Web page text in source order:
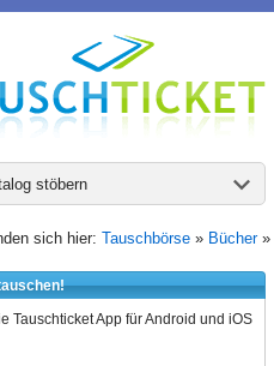
stöbern
sich hier: Tauschbörse » Bücher»
Tauschticket App für Android und iOS